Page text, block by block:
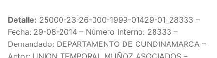
Detalle: 25000-23-26-000-1999-01429-01_28333 –
Fecha: 29-08-2014 – Número Interno: 28333 –
Demandado: DEPARTAMENTO DE CUNDINAMARCA –